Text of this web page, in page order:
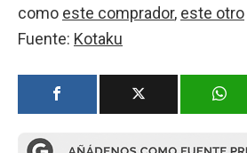
como este comprador, este otro
Fuente: Kotaku